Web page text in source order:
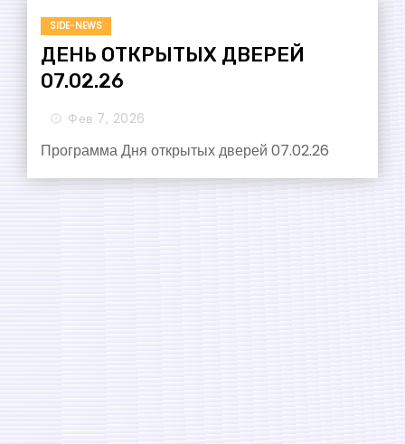
SIDE-NEWS
ДЕНЬ ОТКРЫТЫХ ДВЕРЕЙ
07.02.26
Фев 7, 2026
Программа Дня открытых дверей 07.02.26